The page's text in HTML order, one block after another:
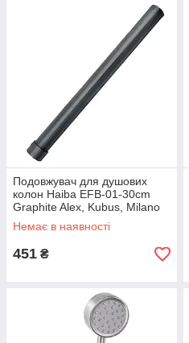
Подовжувач для душових
колон Haiba EFB-01-30cm
Graphite Alex, Kubus, Milano
(колір графіт) (HB9684)
Немає в наявності
451 ₴